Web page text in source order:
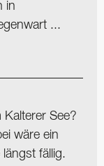
in
...
Kalterer See?
wäre ein
längst fällig.